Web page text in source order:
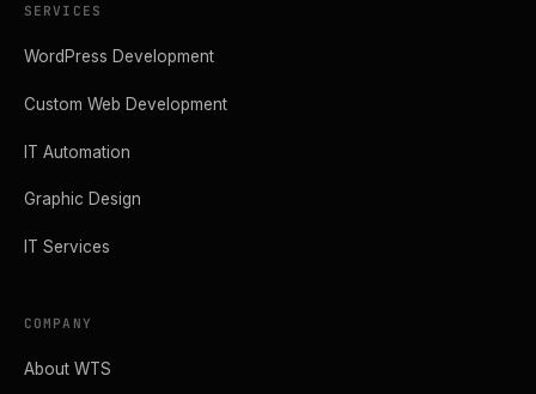
SERVICES
WordPress Development
Custom Web Development
IT Automation
Graphic Design
IT Services
COMPANY
About WTS